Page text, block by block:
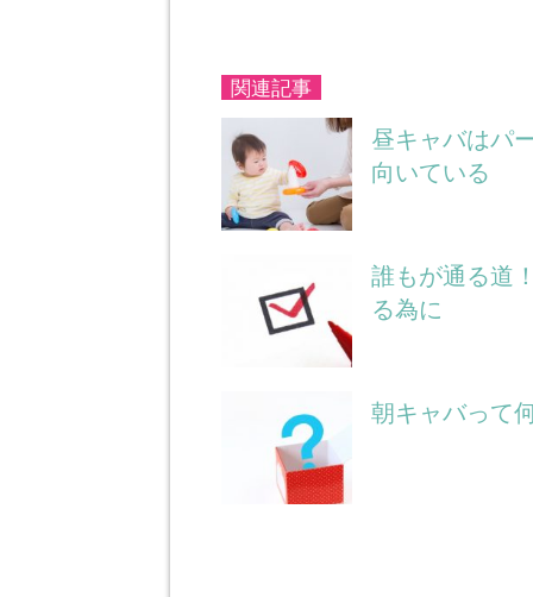
関連記事
昼キャバはパ
向いている
誰もが通る道
る為に
朝キャバって